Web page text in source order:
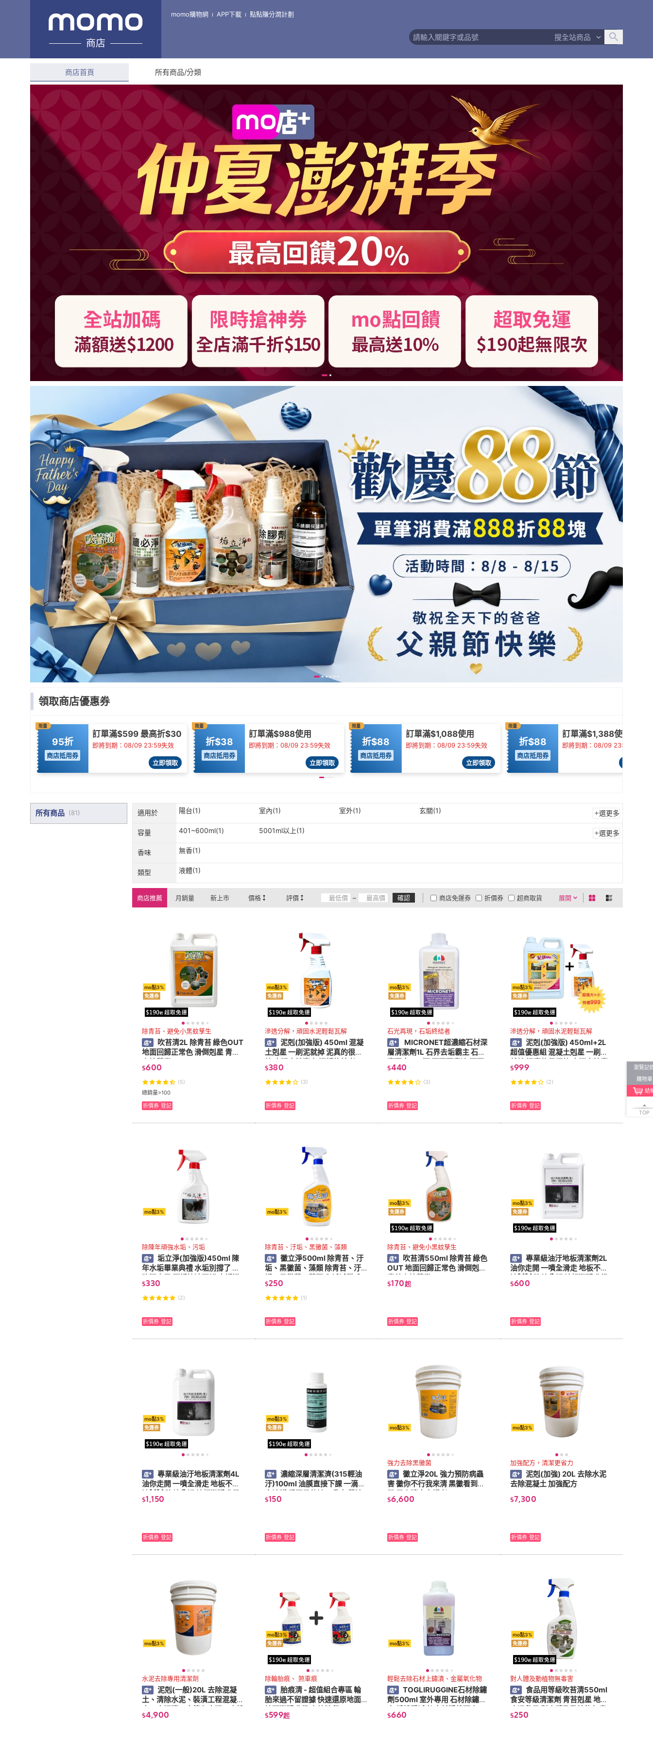
商店
momo購物網 APP下載 點點賺分潤計劃
搜全站商品
富崙旗艦店
綜合評分 商店簡介 退換貨須知
商店首頁 所有商品/分類
領取商店優惠券
限量
95折
商店抵用券
訂單滿$599 最高折$30
即將到期：08/09 23:59失效
立即領取
限量
折$38
商店抵用券
訂單滿$988使用
即將到期：08/09 23:59失效
立即領取
限量
折$88
商店抵用券
訂單滿$1,088使用
即將到期：08/09 23:59失效
立即領取
限量
折$88
商店抵用券
訂單滿$1,388使用
即將到期：08/09 23:59失效
所有商品 (81) 適用於 陽台(1) 室內(1) 室外(1) 玄關(1) 選更多
容量 401~600ml(1) 5001ml以上(1) 選更多
香味 無香(1)
類型 液體(1)
商店推薦 月銷量 新上市 價格 評價 ~ 確認 展開
折價券
有影片
商品有量
超商取貨
商店免運券
0利率
mo點3%
免運券
除青苔、避免小黑蚊孳生
吹苔清2L 除青苔 綠色OUT
地面回歸正常色 滑倒剋星 青苔
直接蒸發
$600
(5)
總銷量>100
折價券 登記
mo點3%
免運券
滲透分解，頑固水泥輕鬆瓦解
泥剋(加強版) 450ml 混凝
土剋星 一刷泥就掉 泥真的很煩
欸 水泥去除專家 泥垢終結者
$380
(3)
折價券 登記
mo點3%
免運券
石光再現，石垢終結者
MICRONET超濃縮石材深
層清潔劑1L 石界去垢霸主 石頭
亮回來 Pro版 石頭回春液 石頭
也要洗澡 強效石垢瓦解液
$440
(3)
折價券 登記
mo點3%
免運券
滲透分解，頑固水泥輕鬆瓦解
泥剋(加強版) 450ml+2L
超值優惠組 混凝土剋星 一刷泥
就掉 泥真的很煩欸 水泥去除專
家 泥垢終結者
$999
(2)
折價券 登記
mo點3%
除陳年頑強水垢、污垢
垢立淨(加強版)450ml 陳
年水垢畢業典禮 水垢別撐了 加
強版來了 頑垢快速瓦解 水垢污
漬一次清除
$330
(2)
折價券 登記
mo點3%
除青苔、汙垢、黑黴菌、藻類
黴立淨500ml 除青苔、汙
垢、黑黴菌、藻類 除青苔、汙
垢、黑黴菌、藻類 全域滅黴系
統 重度黴菌清潔系統 黴垢終結
者M
$250
(1)
折價券 登記
mo點3%
免運券
除青苔、避免小黑蚊孳生
吹苔清550ml 除青苔 綠色
OUT 地面回歸正常色 滑倒剋星
青苔直接蒸發
$170起
折價券 登記
mo點3%
免運券
專業級油汙地板清潔劑2L
油你走開 一噴全滑走 地板不再
油膩膩 強效分解 地板潔淨升級
油污
$600
折價券 登記
mo點3%
免運券
專業級油汙地板清潔劑4L
油你走開 一噴全滑走 地板不再
油膩膩 強效分解 地板潔淨升級
油污
$1,150
折價券 登記
mo點3%
免運券
濃縮深層清潔濟(315輕油
汙)100ml 油膜直接下課 一滴搞
定油膜 看不見的油，我來 薄油
剋星
$150
折價券 登記
mo點3%
強力去除黑黴菌
黴立淨20L 強力預防病蟲
害 黴你不行我來清 黑黴看到會
哭 居家清爽守護者
$6,600
折價券 登記
mo點3%
加強配方，清潔更省力
泥剋(加強) 20L 去除水泥
去除混凝土 加強配方
$7,300
折價券 登記
mo點3%
水泥去除專用清潔劑
泥剋(一般)20L 去除混凝
土、清除水泥、裝潢工程混凝
土、水泥漬、水管內水泥、大樓
交屋細清、工程機
$4,900
mo點3%
免運券
除輪胎痕、 煞車痕
胎痕清 - 超值組合專區 輪
胎來過不留證據 快速還原地面
地面潔淨升級 高效除印
$599起
mo點3%
輕鬆去除石材上鏽漬、金屬氧化物
TOGLIRUGGINE石材除鏽
劑500ml 室外專用 石材除鏽專
家 鐵鏽殲滅者 自然淨鏽配方 一
噴斷鏽命
$660
mo點3%
免運券
對人體及動植物無毒害
食品用等級吹苔清550ml
食安等級清潔劑 青苔剋星 地面
止滑救星 對人體及動植物無毒
害
$250
瀏覽記
購物車
結
TOP